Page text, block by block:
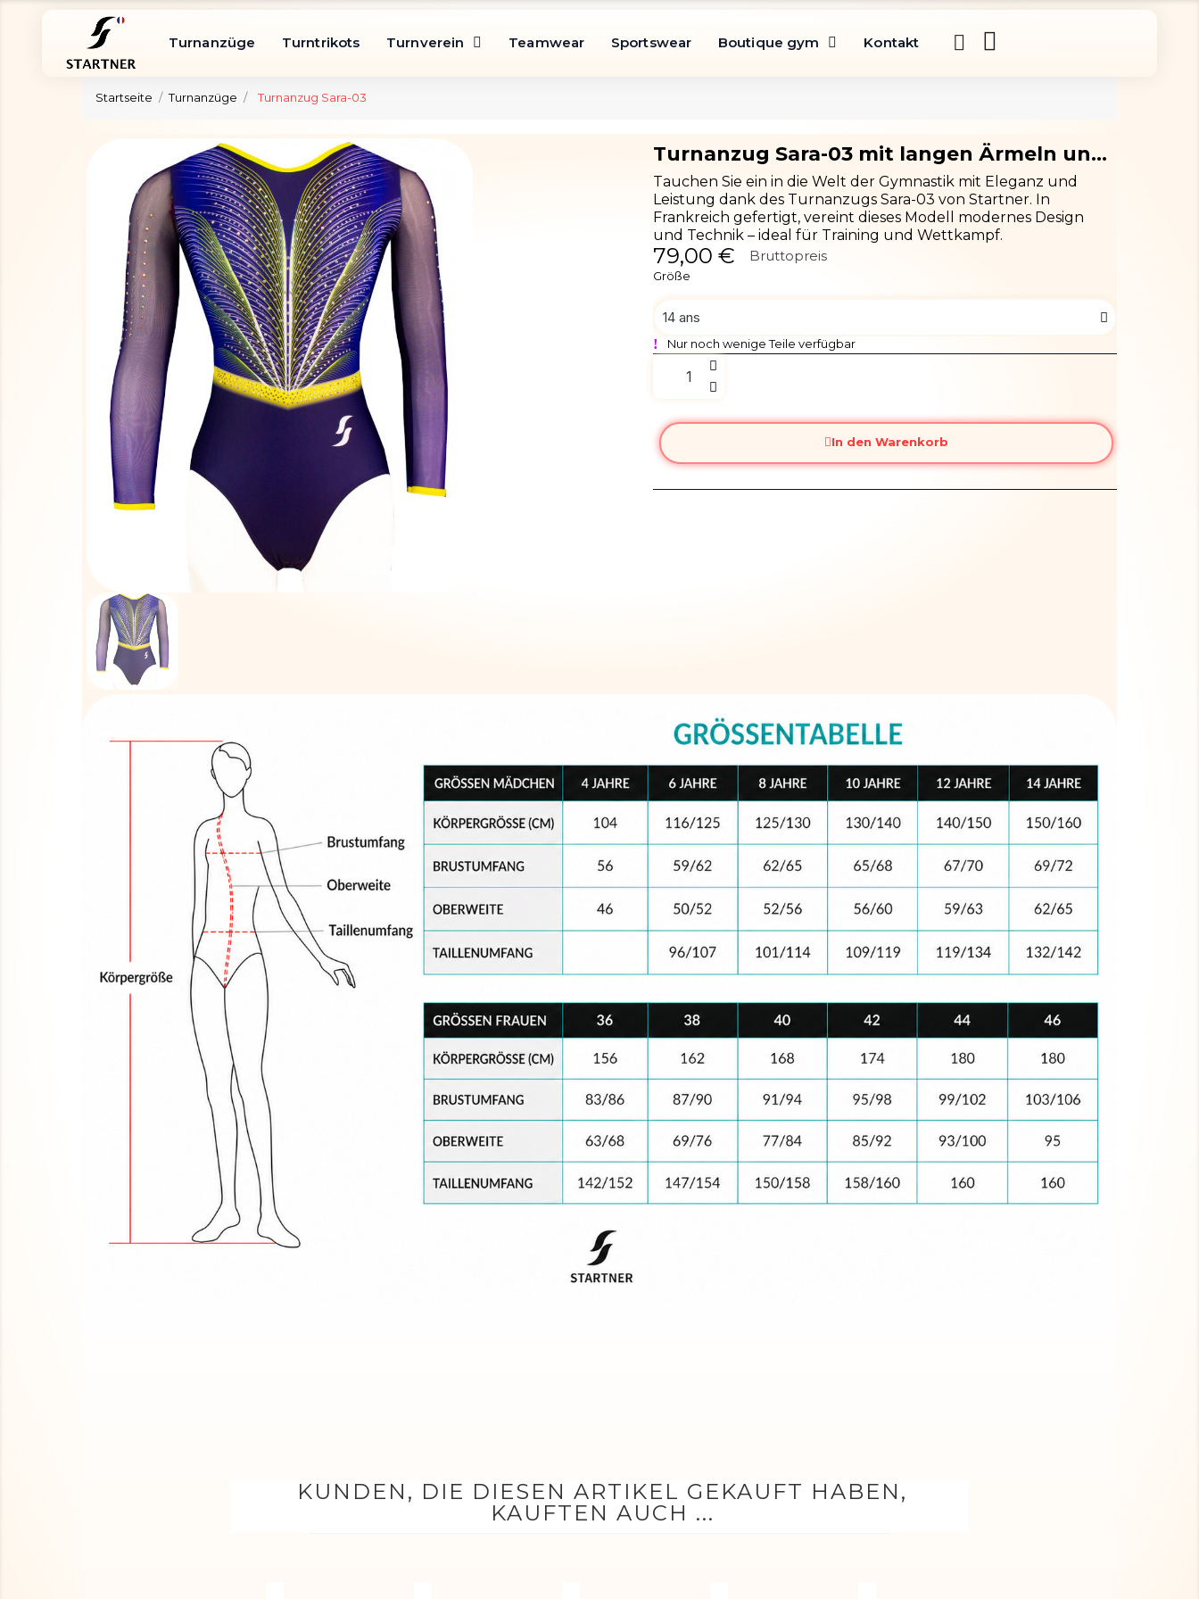
Turnanzüge Turntrikots Turnverein Teamwear Sportswear Boutique gym Kontakt
Startseite Turnanzüge Turnanzug Sara-03
Turnanzug Sara-03 mit langen Ärmeln und modernem Design
Tauchen Sie ein in die Welt der Gymnastik mit Eleganz und
Leistung dank des Turnanzugs Sara-03 von Startner. In
Frankreich gefertigt, vereint dieses Modell modernes Design
und Technik – ideal für Training und Wettkampf.
79,00 € Bruttopreis
Größe
Nur noch wenige Teile verfügbar
In den Warenkorb
KUNDEN, DIE DIESEN ARTIKEL GEKAUFT HABEN,
KAUFTEN AUCH ...